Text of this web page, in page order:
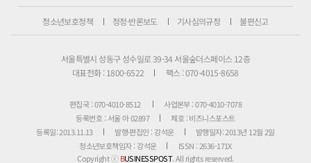
청소년보호정책 정정·반론보도 기사심의규정 불편신고
서울특별시 성동구 성수일로 39-34 서울숲더스페이스 12층
대표전화 : 1800-6522
팩스 : 070-4015-8658
편집국 : 070-4010-8512
사업본부 : 070-4010-7078
등록번호 : 서울 아 02897
제호 : 비즈니스포스트
등록일: 2013.11.13
발행·편집인 : 강석운
발행일자: 2013년 12월 2일
청소년보호책임자 : 강석운
ISSN : 2636-171X
Copyright ⓒBUSINESSPOST. All rights reserved.